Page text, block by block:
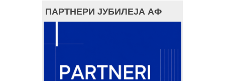
ПАРТНЕРИ ЈУБИЛЕЈА АФ